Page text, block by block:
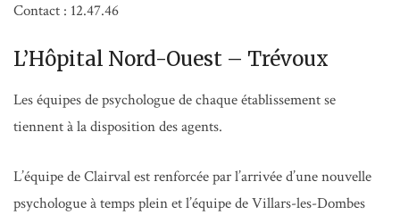
Contact : 12.47.46
L’Hôpital Nord-Ouest – Trévoux
Les équipes de psychologue de chaque établissement se
tiennent à la disposition des agents.
L’équipe de Clairval est renforcée par l’arrivée d’une nouvelle
psychologue à temps plein et l’équipe de Villars-les-Dombes